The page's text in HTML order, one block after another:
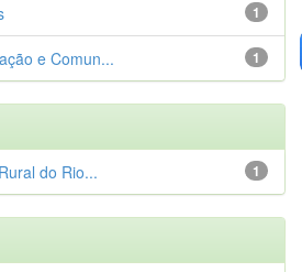
1
1
e Comun...
1
do Rio...